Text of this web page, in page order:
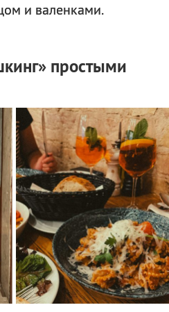
и валенками.
простыми